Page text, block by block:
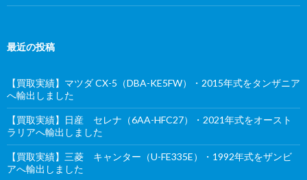
最近の投稿
【買取実績】マツダ CX-5（DBA-KE5FW）・2015年式をタンザニア
へ輸出しました
【買取実績】日産 セレナ（6AA-HFC27）・2021年式をオースト
ラリアへ輸出しました
【買取実績】三菱 キャンター（U-FE335E）・1992年式をザンビ
アへ輸出しました